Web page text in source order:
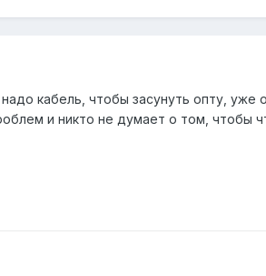
кабель, чтобы засунуть опту,
и никто не думает о том, чтобы